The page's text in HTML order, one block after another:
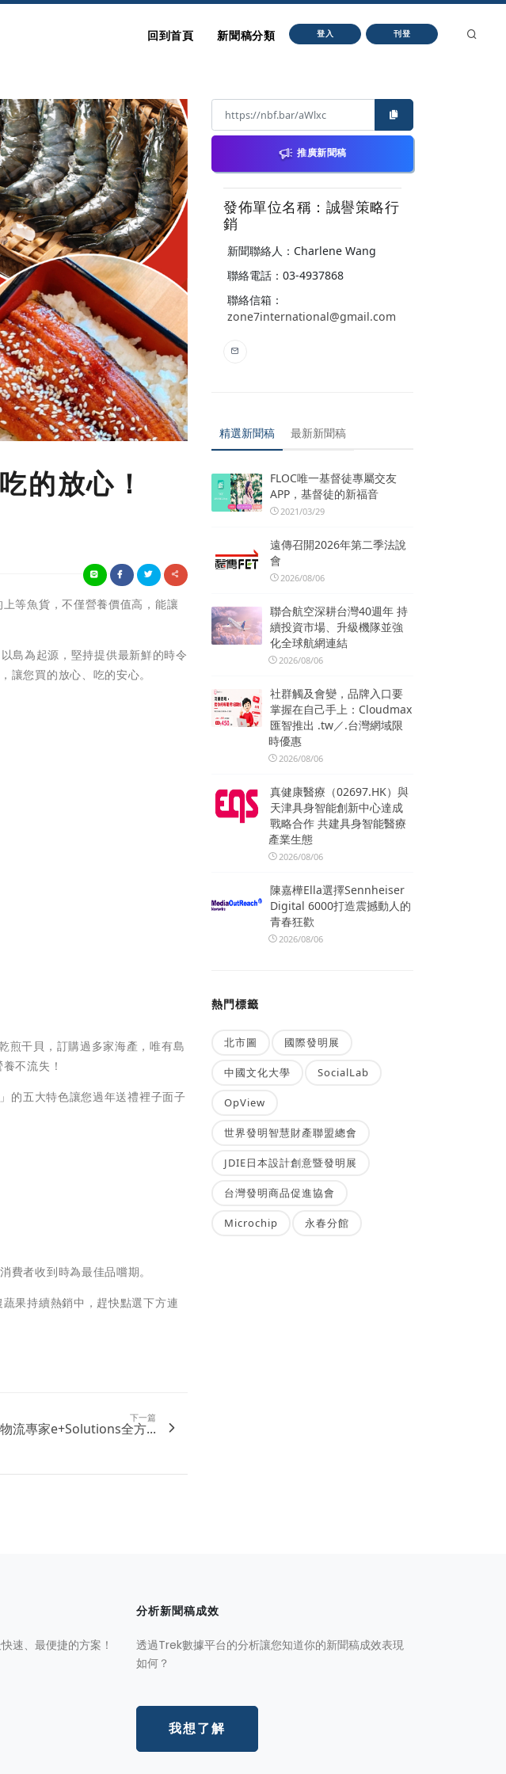
回到首頁 新聞稿分類 登入 刊登
的放心！
等魚貨，不僅營養價值高，能讓
島為起源，堅持提供最新鮮的時令
您買的放心、吃的安心。
煎干貝，訂購過多家海產，唯有島
不流失！
的五大特色讓您過年送禮裡子面子
者收到時為最佳品嚐期。
果持續熱銷中，趕快點選下方連
下一篇
流專家e+Solutions全方...
推廣新聞稿
發佈單位名稱：誠譽策略行
銷
新聞聯絡人：Charlene Wang
聯絡電話：03-4937868
聯絡信箱：
zone7international@gmail.com
精選新聞稿 最新新聞稿
FLOC唯一基督徒專屬交友
APP，基督徒的新福音
2021/03/29
遠傳召開2026年第二季法說
會
2026/08/06
聯合航空深耕台灣40週年 持
續投資市場、升級機隊並強
化全球航網連結
2026/08/06
社群觸及會變，品牌入口要
掌握在自己手上：Cloudmax
匯智推出 .tw／.台灣網域限
時優惠
2026/08/06
真健康醫療（02697.HK）與
天津具身智能創新中心達成
戰略合作 共建具身智能醫療
產業生態
2026/08/06
陳嘉樺Ella選擇Sennheiser
Digital 6000打造震撼動人的
青春狂歡
2026/08/06
熱門標籤
北市圖 國際發明展
中國文化大學 SocialLab
OpView
世界發明智慧財產聯盟總會
JDIE日本設計創意暨發明展
台灣發明商品促進協會
Microchip 永春分館
速、最便捷的方案！
分析新聞稿成效
透過Trek數據平台的分析讓您知道你的新聞稿成效表現
如何？
我想了解